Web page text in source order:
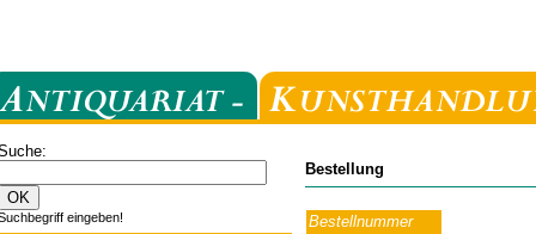
eingeben!
Bestellung
Bestellnummer